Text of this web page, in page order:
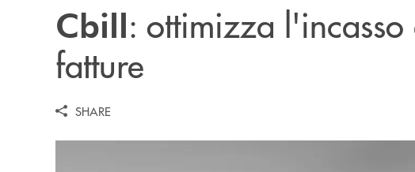
Cbill: ottimizza
fatture
SHARE